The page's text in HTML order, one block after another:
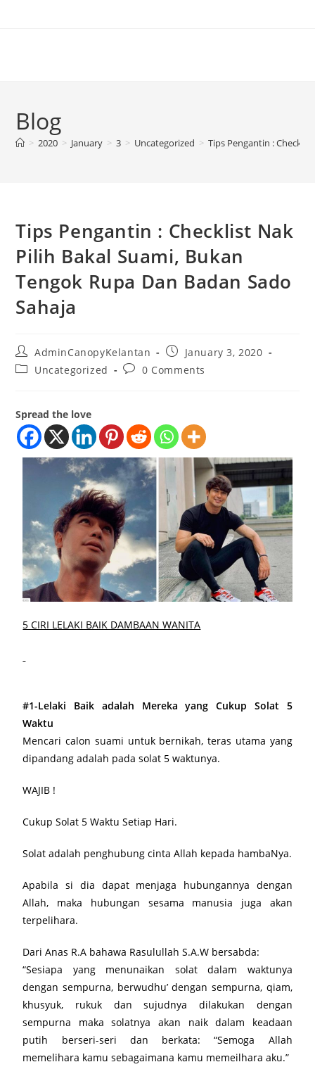
Blog
> 2020 > January > 3 > Uncategorized > Tips Pengantin :
Tips Pengantin : Checklist Nak
Pilih Bakal Suami, Bukan
Tengok Rupa Dan Badan Sado
Sahaja
AdminCanopyKelantan
January 3, 2020
Uncategorized
0 Comments
Spread the love
5 CIRI LELAKI BAIK DAMBAAN WANITA
#1-Lelaki Baik adalah Mereka yang Cukup Solat 5
Waktu
Mencari calon suami untuk bernikah, teras utama yang
dipandang adalah pada solat 5 waktunya.
WAJIB !
Cukup Solat 5 Waktu Setiap Hari.
Solat adalah penghubung cinta Allah kepada hambaNya.
Apabila si dia dapat menjaga hubungannya dengan
Allah, maka hubungan sesama manusia juga akan
terpelihara.
Dari Anas R.A bahawa Rasulullah S.A.W bersabda:
“Sesiapa yang menunaikan solat dalam waktunya
dengan sempurna, berwudhu’ dengan sempurna, qiam,
khusyuk, rukuk dan sujudnya dilakukan dengan
sempurna maka solatnya akan naik dalam keadaan
putih berseri-seri dan berkata: “Semoga Allah
memelihara kamu sebagaimana kamu memeilhara aku.”